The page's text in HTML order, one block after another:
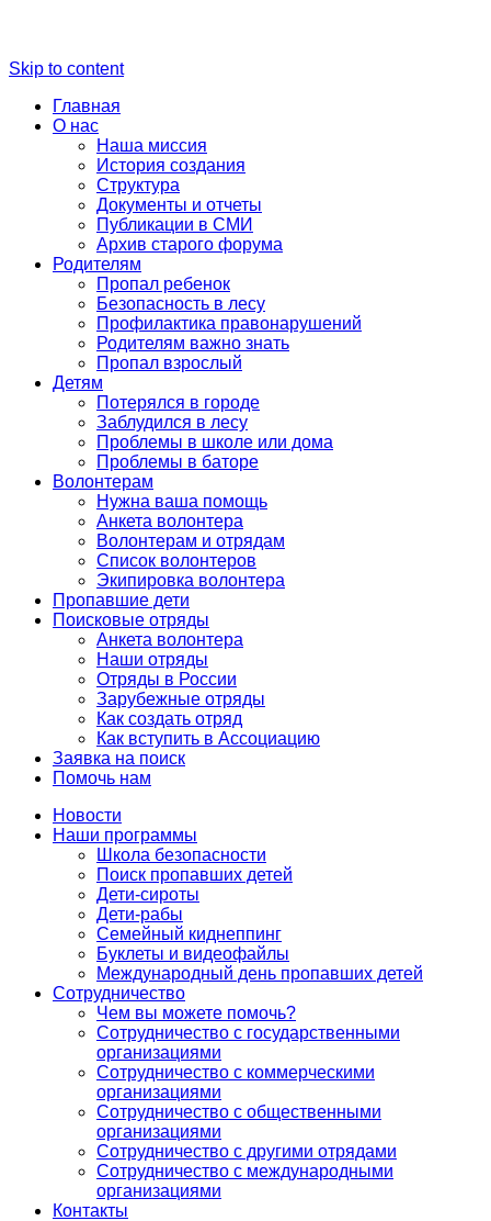
Skip to content
Главная
О нас
Наша миссия
История создания
Структура
Документы и отчеты
Публикации в СМИ
Архив старого форума
Родителям
Пропал ребенок
Безопасность в лесу
Профилактика правонарушений
Родителям важно знать
Пропал взрослый
Детям
Потерялся в городе
Заблудился в лесу
Проблемы в школе или дома
Проблемы в баторе
Волонтерам
Нужна ваша помощь
Анкета волонтера
Волонтерам и отрядам
Список волонтеров
Экипировка волонтера
Пропавшие дети
Поисковые отряды
Анкета волонтера
Наши отряды
Отряды в России
Зарубежные отряды
Как создать отряд
Как вступить в Ассоциацию
Заявка на поиск
Помочь нам
Новости
Наши программы
Школа безопасности
Поиск пропавших детей
Дети-сироты
Дети-рабы
Семейный киднеппинг
Буклеты и видеофайлы
Международный день пропавших детей
Сотрудничество
Чем вы можете помочь?
Сотрудничество с государственными
организациями
Сотрудничество с коммерческими
организациями
Сотрудничество с общественными
организациями
Сотрудничество с другими отрядами
Сотрудничество с международными
организациями
Контакты